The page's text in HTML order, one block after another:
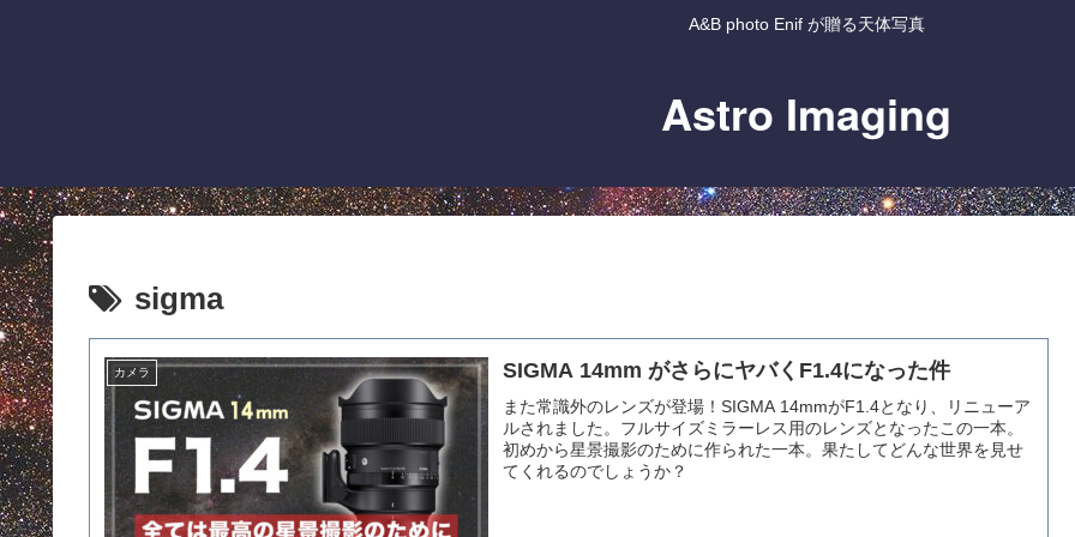
A&B photo Enif が贈る天体写真
Astro Imaging
sigma
カメラ SIGMA 14mm がさらにヤバくF1.4になった件
また常識外のレンズが登場！SIGMA 14mmがF1.4となり、リニューア
ルされました。フルサイズミラーレス用のレンズとなったこの一本。
初めから星景撮影のために作られた一本。果たしてどんな世界を見せ
てくれるのでしょうか？